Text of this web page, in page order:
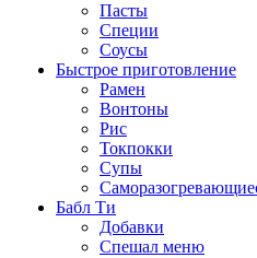
Пасты
Специи
Соусы
Быстрое приготовление
Рамен
Вонтоны
Рис
Токпокки
Супы
Бабл Ти
Добавки
Спешал меню